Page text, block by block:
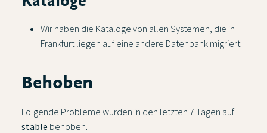
Wir haben die Kataloge von allen Systemen, die in
Frankfurt liegen auf eine andere Datenbank migriert.
Behoben
Folgende Probleme wurden in den letzten 7 Tagen auf
stable behoben.